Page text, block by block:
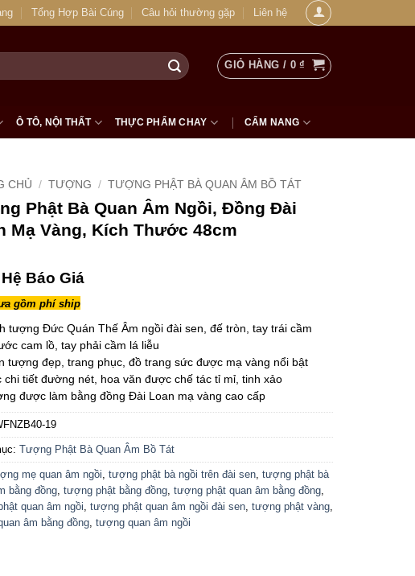
Tổng Hợp Bài Cúng Câu hỏi thường gặp Liên hệ
GIỎ HÀNG / 0₫
Ô TÔ, NỘI THẤT THỰC PHẨM CHAY CẨM NANG
CHỦ / TƯỢNG / TƯỢNG PHẬT BÀ QUAN ÂM BỒ TÁT
Phật Bà Quan Âm Ngồi, Đồng Đài
Mạ Vàng, Kích Thước 48cm
Báo Giá
gồm phí ship
tượng Đức Quán Thế Âm ngồi đài sen, đế tròn, tay trái cầm
cam lồ, tay phải cầm lá liễu
tượng đẹp, trang phục, đồ trang sức được mạ vàng nổi bật
tiết đường nét, hoa văn được chế tác tỉ mỉ, tinh xảo
được làm bằng đồng Đài Loan mạ vàng cao cấp
19
Tượng Phật Bà Quan Âm Bồ Tát
mẹ quan âm ngồi, tượng phật bà ngồi trên đài sen, tượng phật bà
bằng đồng, tượng phật bằng đồng, tượng phật quan âm bằng đồng,
quan âm ngồi, tượng phật quan âm ngồi đài sen, tượng phật vàng,
âm bằng đồng, tượng quan âm ngồi